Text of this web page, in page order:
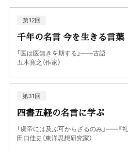
第12回
千年の名言 今を生きる言葉
「医は医無きを期する」――古語
五木寛之（作家）
第31回
四書五経の名言に学ぶ
「虞帝には及ぶ可からざるのみ」――『礼
田口佳史（東洋思想研究家）